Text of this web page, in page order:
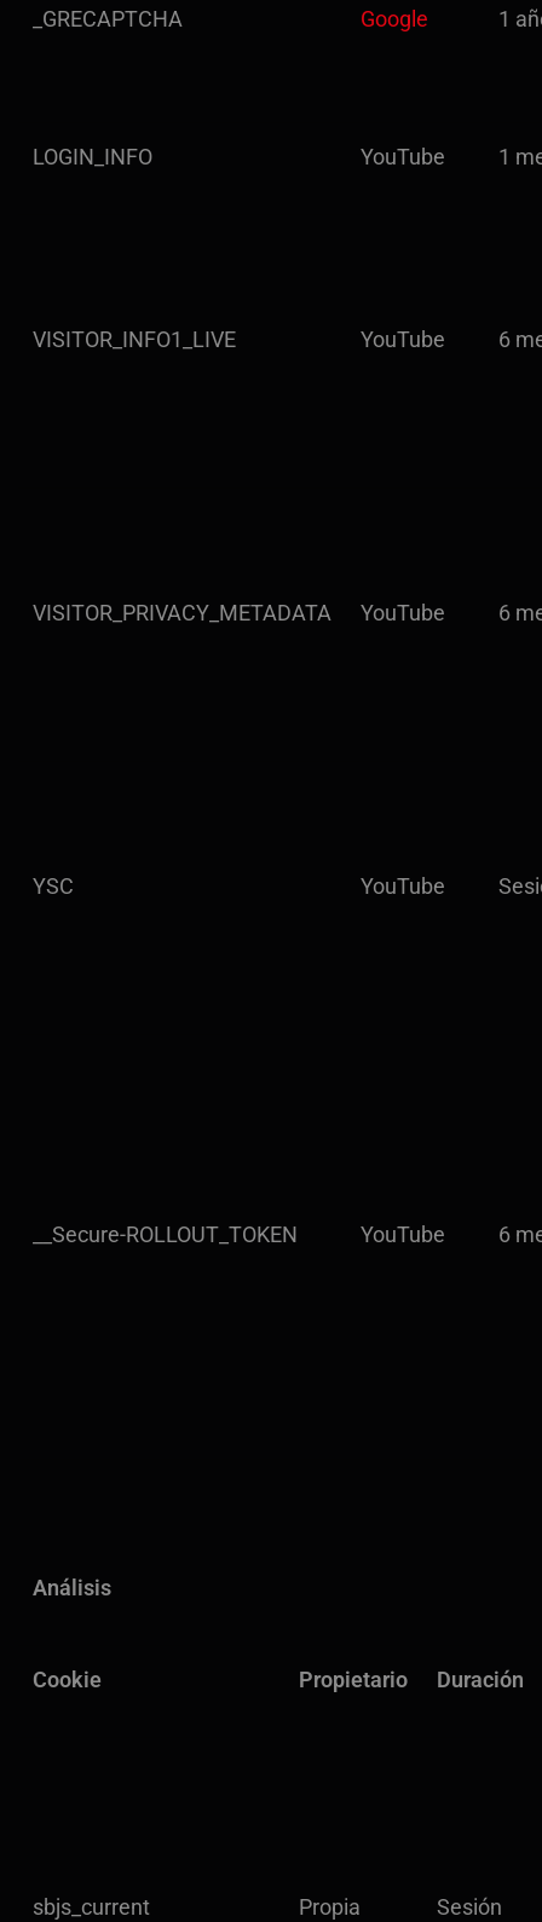
_GRECAPTCHA Google 1
LOGIN_INFO YouTube 1
VISITOR_INFO1_LIVE YouTube 6
VISITOR_PRIVACY_METADATA YouTube 6
YSC YouTube
__Secure-ROLLOUT_TOKEN YouTube 6
Análisis
Cookie Propietario Duración
sbjs_current Propia Sesión